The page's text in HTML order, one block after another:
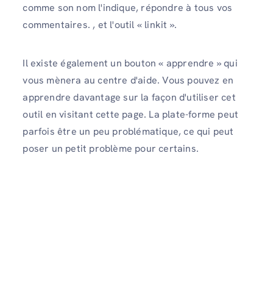
comme son nom l'indique, répondre à tous vos
commentaires. , et l'outil « linkit ».
Il existe également un bouton « apprendre » qui
vous mènera au centre d'aide. Vous pouvez en
apprendre davantage sur la façon d'utiliser cet
outil en visitant cette page. La plate-forme peut
parfois être un peu problématique, ce qui peut
poser un petit problème pour certains.